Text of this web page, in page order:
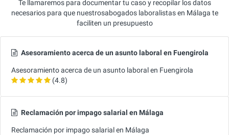
Te llamaremos para documentar tu caso y recopilar los datos
necesarios para que nuestrosabogados laboralistas en Málaga te
faciliten un presupuesto
Asesoramiento acerca de un asunto laboral en Fuengirola
Asesoramiento acerca de un asunto laboral en Fuengirola
(4.8)
Reclamación por impago salarial en Málaga
Reclamación por impago salarial en Málaga